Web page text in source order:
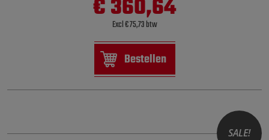
€ 360,64
Excl € 75,73 btw
Bestellen
SALE!